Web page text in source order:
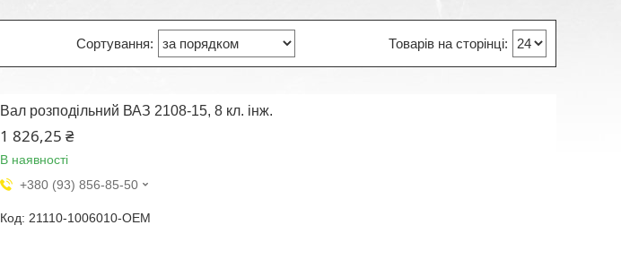
Вал розподільний ВАЗ 2108-15, 8 кл. інж.
1 826,25 ₴
В наявності
+380 (93) 856-85-50
21110-1006010-OEM